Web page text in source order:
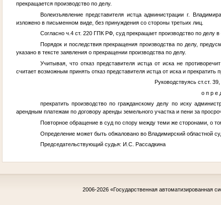
прекращается производство по делу.
Волеизъявление представителя истца администрации г.
изложено в письменном виде, без принуждения со стороны третьих лиц.
Согласно ч.4 ст. 220 ГПК РФ, суд прекращает производство по делу
Порядок и последствия прекращения производства по делу,
указано в тексте заявления о прекращении производства по делу.
Учитывая, что отказ представителя истца от иска не
считает возможным принять отказ представителя истца от иска и прекратить
Руководствуясь ст.ст.
о п р е
прекратить производство по гражданскому делу по иску
арендным платежам по договору аренды земельного участка и пени за
Повторное обращение в суд по спору между теми же сторонами, о
Определение может быть обжаловано во Владимирский областной
Председательствующий судья: И.С. Рассадкина
2006-2026 «Государственная автоматизированная